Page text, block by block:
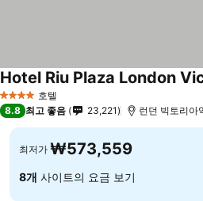
4 성급 호텔
Hotel Riu Plaza London
8.8 최고 좋음 23,221 런던 빅토리
최저가 ₩573,559
8개 사이트의 요금 보기